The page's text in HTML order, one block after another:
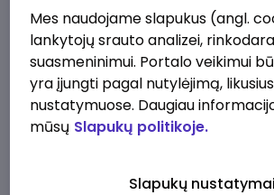
prieš 2 val.
Pardavėjas (-a) Klaipėdoje
Lidl Lietuva, UAB Klaipėda
Mes naudojame slapukus (angl.
lankytojų srauto analizei,
suasmeninimui. Portalo veikimui
yra įjungti pagal nutylėjimą,
nustatymuose. Daugiau
mūsų Slapukų politikoje.
Slapukų nustatymai